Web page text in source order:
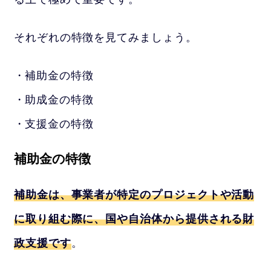
それぞれの特徴を見てみましょう。
補助金の特徴
助成金の特徴
支援金の特徴
補助金の特徴
補助金は、事業者が特定のプロジェクトや活動
に取り組む際に、国や自治体から提供される財
政支援です。